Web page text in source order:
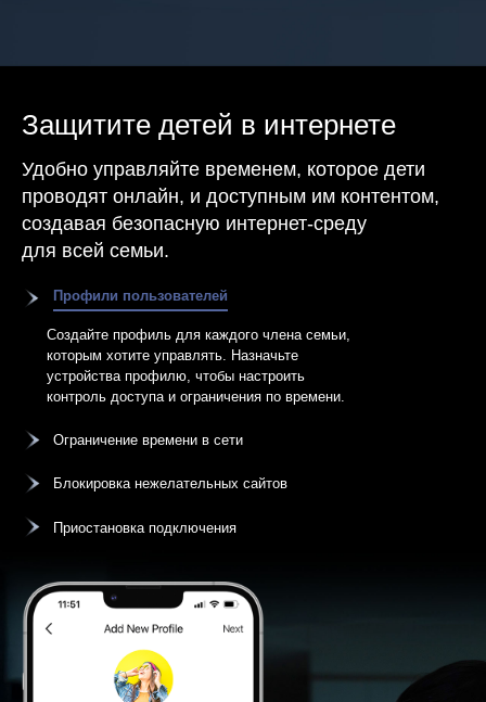
Защитите детей в интернете
Удобно управляйте временем, которое дети
проводят онлайн, и доступным им контентом,
создавая безопасную интернет-среду
для всей семьи.
Профили пользователей
Создайте профиль для каждого члена семьи,
которым хотите управлять. Назначьте
устройства профилю, чтобы настроить
контроль доступа и ограничения по времени.
Ограничение времени в сети
Блокировка нежелательных сайтов
Приостановка подключения